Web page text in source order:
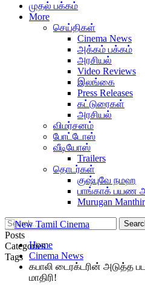
முதல் பக்கம்
More
செய்திகள்
Cinema News
அக்கம் பக்கம்
அரசியல்
Video Reviews
இலங்கை
Press Releases
கட்டுரைகள்
அரசியல்
விமர்சனம்
போட்டோஸ்
வீடியோஸ்
Trailers
தொடர்கள்
குஷ்புவே நமஹ
பாங்காக் பயண
Murugan
Posts
Categories
Tags
Home
Cinema News
கபாலி டைரக்டரின் அடுத்த
மாதிரி!